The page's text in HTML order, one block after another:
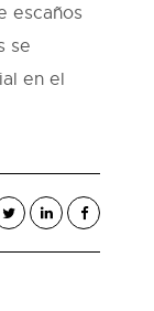
escaños
se
en el